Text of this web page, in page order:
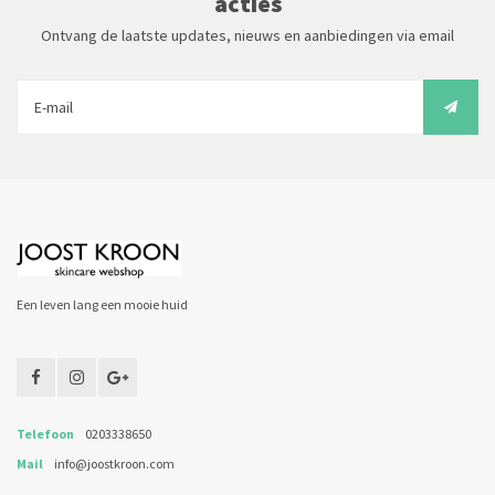
Ontvang de laatste updates, nieuws en aanbiedingen via email
Een leven lang een mooie huid
Telefoon
0203338650
Mail
info@joostkroon.com